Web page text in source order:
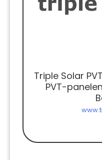
Triple Solar
PVT-